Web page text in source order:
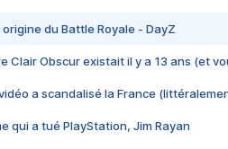
du Battle Royale - DayZ
Clair Obscur existait il y a 13 ans (et
a scandalisé la France
qui a tué PlayStation, Jim Rayan